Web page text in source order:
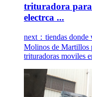
trituradora
electrca ...
next：tiendas donde
Molinos de Martillos
trituradoras moviles